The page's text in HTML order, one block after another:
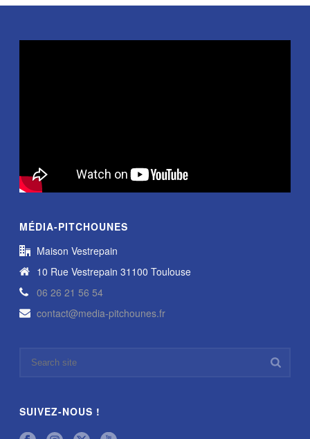
MÉDIA-PITCHOUNES
Maison Vestrepain
10 Rue Vestrepain 31100 Toulouse
06 26 21 56 54
contact@media-pitchounes.fr
SUIVEZ-NOUS !